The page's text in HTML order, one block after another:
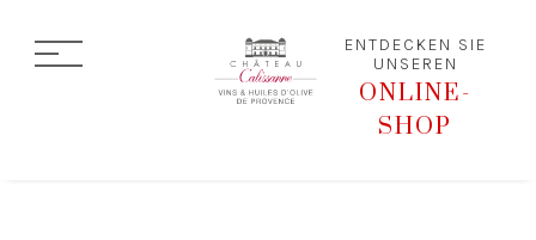
ENTDECKEN SIE
UNSEREN
ONLINE-
SHOP